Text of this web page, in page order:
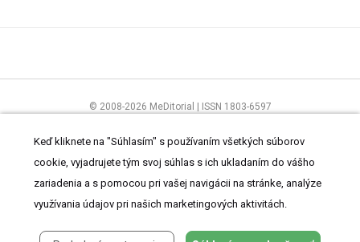
© 2008-2026 MeDitorial | ISSN 1803-6597
ČítajteprehlásenieaZásady spracovania osobných údajov
Keď kliknete na "Súhlasím" s používaním všetkých súborov
cookie, vyjadrujete tým svoj súhlas s ich ukladaním do vášho
zariadenia a s pomocou pri vašej navigácii na stránke, analýze
využívania údajov pri našich marketingových aktivitách.